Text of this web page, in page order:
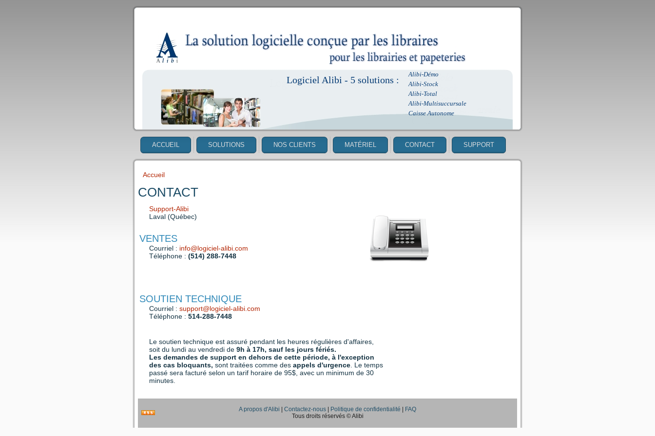
Logiciel Alibi - 5 solutions :
Alibi-Démo
Alibi-Stock
Alibi-Total
Alibi-Multisuccursale
Caisse Autonome
ACCUEIL SOLUTIONS NOS CLIENTS MATÉRIEL CONTACT SUPPORT
VOUS ÊTES ICI
Accueil
CONTACT
Support-Alibi
Laval (Québec)
VENTES
Courriel : info@logiciel-alibi.com
Téléphone : (514) 288-7448
SOUTIEN TECHNIQUE
Courriel : support@logiciel-alibi.com
Téléphone : 514-288-7448
Le soutien technique est assuré pendant les heures régulières d'affaires,
soit du lundi au vendredi de 9h à 17h, sauf les jours fériés.
Les demandes de support en dehors de cette période, à l'exception
des cas bloquants, sont traitées comme des appels d'urgence . Le temps
passé sera facturé selon un tarif horaire de 95$, avec un minimum de 30
minutes.
A propos d'Alibi Contactez-nous Politique de confidentialité
FAQ
Tous droits réservés © Alibi